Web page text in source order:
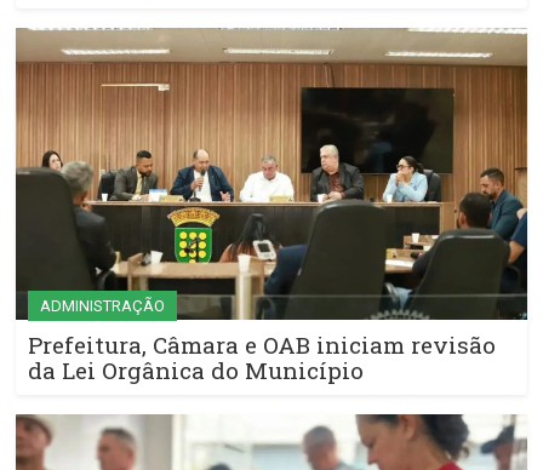
ADMINISTRAÇÃO
Prefeitura, Câmara e OAB iniciam revisão
da Lei Orgânica do Município